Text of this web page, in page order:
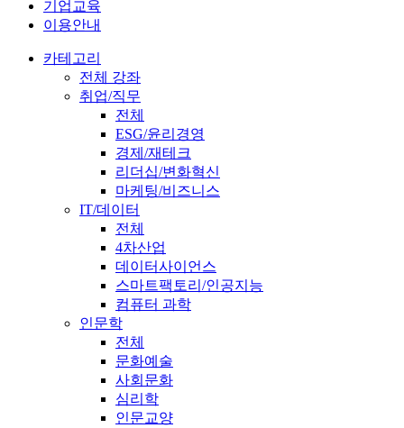
기업교육
이용안내
카테고리
전체 강좌
취업/직무
전체
ESG/윤리경영
경제/재테크
리더십/변화혁신
마케팅/비즈니스
IT/데이터
전체
4차산업
데이터사이언스
스마트팩토리/인공지능
컴퓨터 과학
인문학
전체
문화예술
사회문화
심리학
인문교양